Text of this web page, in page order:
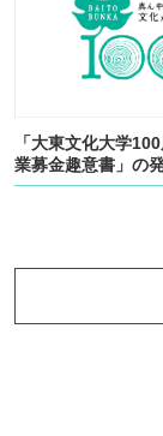
「大東文化大学
業募金趣意書」の